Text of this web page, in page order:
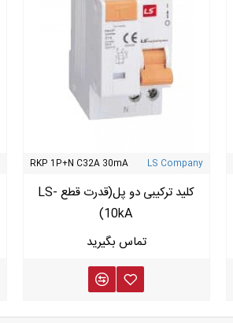
LS Company
RKP 1P+N C32A 30mA
کلید ترکیبی دو پل(قدرت قطع LS-
(10kA